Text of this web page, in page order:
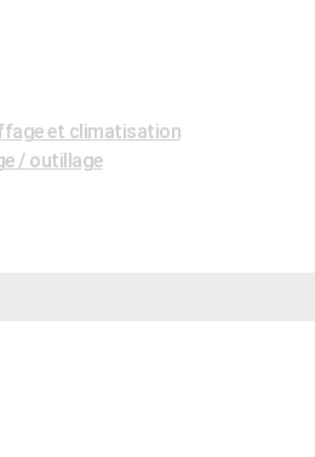
et climatisation
/ outillage